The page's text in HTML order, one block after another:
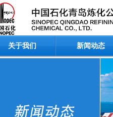
关于我们 新闻动态